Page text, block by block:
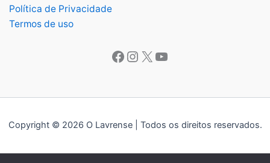
Política de Privacidade
Termos de uso
Copyright © 2026 O Lavrense | Todos os direitos reservados.